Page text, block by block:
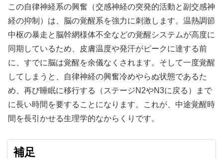
この自律神経系の興奮（交感神経の突発的活動と副交感神
経の抑制）は、脳の覚醒系を強力に刺激します。温熱調節
中枢の暴走と脳幹網様体不全などの覚醒システムが高度に
同期しているため、皮膚温度や発汗がピークに達する前
に、すでに脳は覚醒を余儀なくされます。そして一度覚醒
してしまうと、自律神経の興奮冷めやらぬ状態であるた
め、再び睡眠に移行する（ステージN2やN3に戻る）まで
に長い時間を要することになります。これが、中途覚醒時
間を長引かせる生理学的なからくりです。
補足